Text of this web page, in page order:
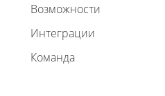
Возможности
Интеграции
Команда